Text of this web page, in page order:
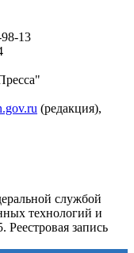
13
(редакция),
службой
технологий и
запись